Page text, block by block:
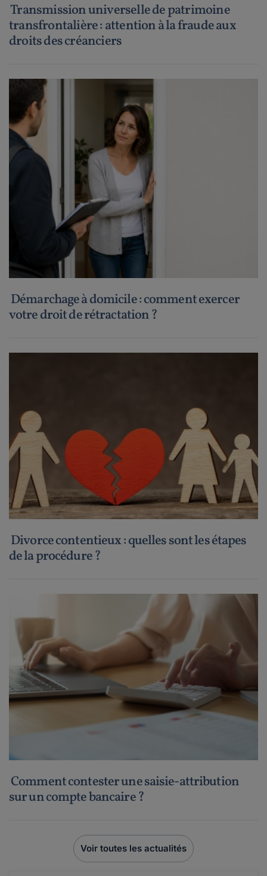
Transmission universelle de patrimoine
transfrontalière : attention à la fraude aux
droits des créanciers
Démarchage à domicile : comment exercer
votre droit de rétractation ?
Divorce contentieux : quelles sont les étapes
de la procédure ?
Comment contester une saisie-attribution
sur un compte bancaire ?
Voir toutes les actualités